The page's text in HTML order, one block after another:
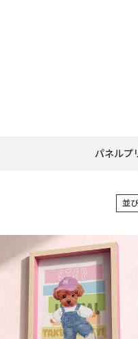
パネルプ
並